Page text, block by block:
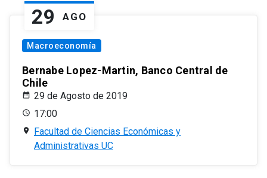
29 AGO
Macroeconomía
Bernabe Lopez-Martin, Banco Central de
Chile
29 de Agosto de 2019
17:00
Facultad de Ciencias Económicas y
Administrativas UC